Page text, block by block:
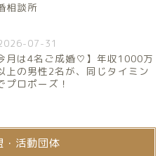
相談所
07-31
月は4名ご成婚♡】年収1000万
上の男性2名が、同じタイミン
プロポーズ！
・活動団体